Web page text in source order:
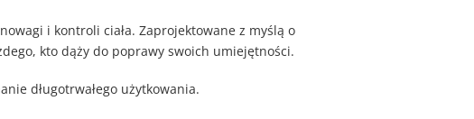
i kontroli ciała. Zaprojektowane z myślą o
kto dąży do poprawy swoich umiejętności.
długotrwałego użytkowania.